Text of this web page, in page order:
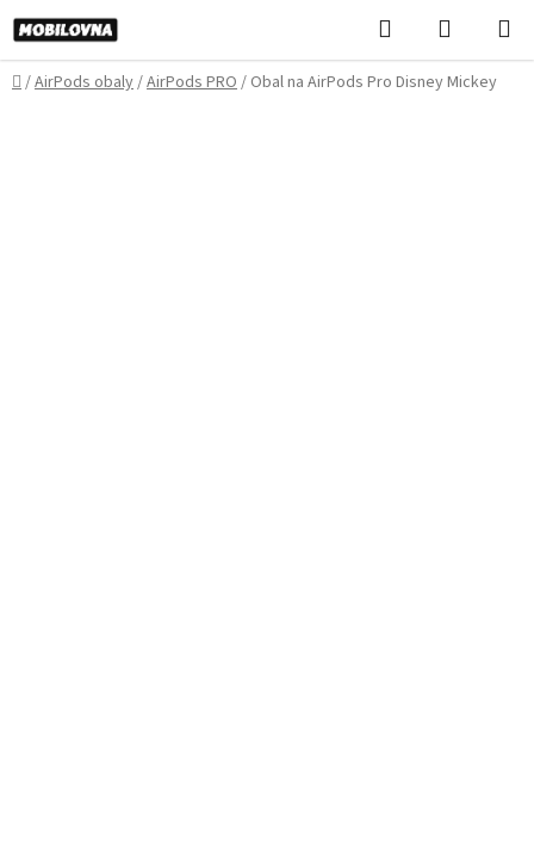
Prejsť
na
obsah
Hľadať
KOŠÍK
Domov
/AirPods obaly/AirPods PRO/ Obal na AirPods Pro Disney Mickey